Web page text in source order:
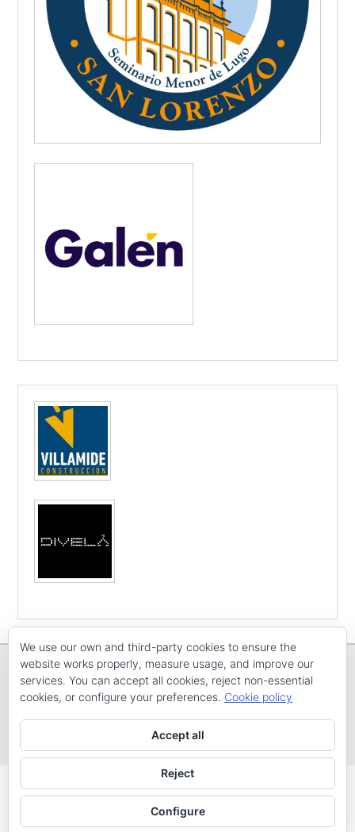
Copyright © ECV ARENAL EMEVETodos os dereitos reservados
Tema: Catch Evolution por
We use our own and third-party cookies to ensure the
website works properly, measure usage, and improve our
services. You can accept all cookies, reject non-essential
cookies, or configure your preferences. Cookie policy
Accept all
Reject
Configure